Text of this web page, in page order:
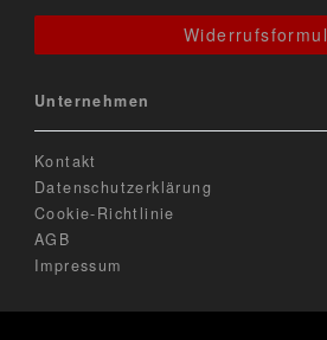
Unternehmen
Kontakt
Datenschutzerklärung
Cookie-Richtlinie
AGB
Impressum